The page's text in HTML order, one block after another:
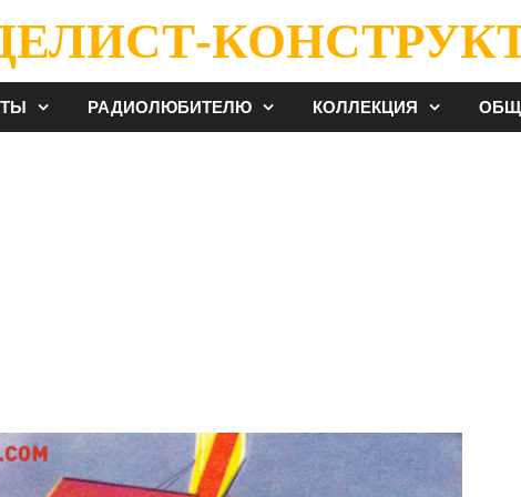
РАДИОЛЮБИТЕЛЮ КОЛЛЕКЦИЯ